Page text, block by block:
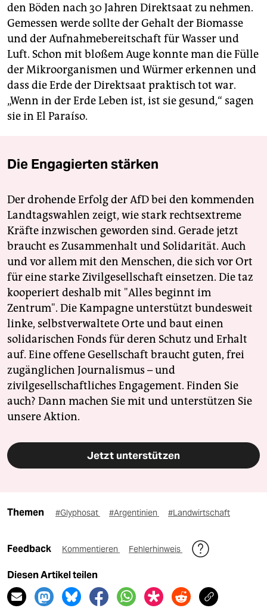
den Böden nach 30 Jahren Direktsaat zu nehmen.
Gemessen werde sollte der Gehalt der Biomasse
und der Aufnahmebereitschaft für Wasser und
Luft. Schon mit bloßem Auge konnte man die Fülle
der Mikroorganismen und Würmer erkennen und
dass die Erde der Direktsaat praktisch tot war.
„Wenn in der Erde Leben ist, ist sie gesund,“ sagen
sie in El Paraíso.
Die Engagierten stärken
Der drohende Erfolg der AfD bei den kommenden
Landtagswahlen zeigt, wie stark rechtsextreme
Kräfte inzwischen geworden sind. Gerade jetzt
braucht es Zusammenhalt und Solidarität. Auch
und vor allem mit den Menschen, die sich vor Ort
für eine starke Zivilgesellschaft einsetzen. Die taz
kooperiert deshalb mit "Alles beginnt im
Zentrum". Die Kampagne unterstützt bundesweit
linke, selbstverwaltete Orte und baut einen
solidarischen Fonds für deren Schutz und Erhalt
auf. Eine offene Gesellschaft braucht guten, frei
zugänglichen Journalismus – und
zivilgesellschaftliches Engagement. Finden Sie
auch? Dann machen Sie mit und unterstützen Sie
unsere Aktion.
Jetzt unterstützen
Themen #Glyphosat #Argentinien #Landwirtschaft
Feedback Kommentieren Fehlerhinweis
Diesen Artikel teilen